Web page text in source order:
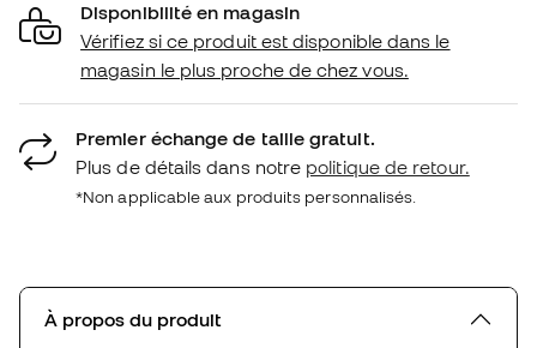
Disponibilité en magasin
Vérifiez si ce produit est disponible dans le
magasin le plus proche de chez vous.
Premier échange de taille gratuit.
Plus de détails dans notre politique de retour.
*Non applicable aux produits personnalisés.
À propos du produit